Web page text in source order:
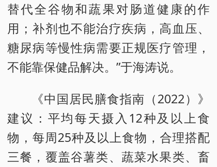
替代全谷物和蔬果对肠道健康的作
用；补剂也不能治疗疾病，高血压、
糖尿病等慢性病需要正规医疗管理，
不能靠保健品解决。”于海涛说。
《中国居民膳食指南（2022）》
建议：平均每天摄入12种及以上食
物，每周25种及以上食物，合理搭配
三餐，覆盖谷薯类、蔬菜水果类、畜